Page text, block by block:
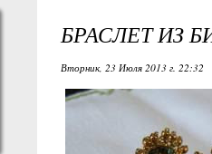
БРАСЛЕТ ИЗ
Вторник, 23 Июля 2013 г. 22:32